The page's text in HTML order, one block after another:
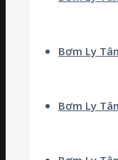
Bơm Ly
Bơm Ly